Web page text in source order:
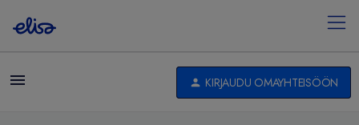
KIRJAUDU OMAYHTEISÖÖN